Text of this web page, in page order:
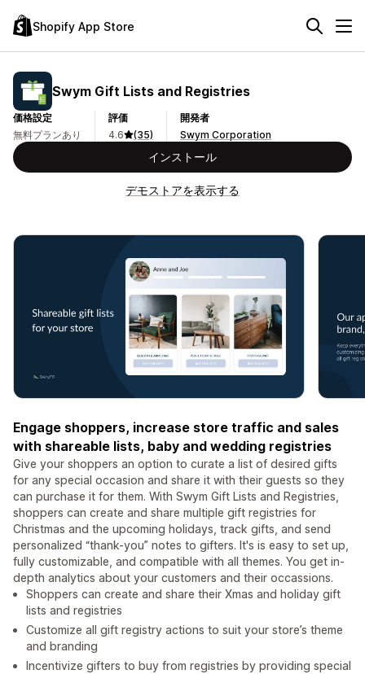
Shopify App Store
Swym Gift Lists and Registries
価格設定
無料プランあり
評価
4.6
(35)
開発者
Swym Corporation
インストール
デモストアを表示する
Engage shoppers, increase store traffic and sales
with shareable lists, baby and wedding registries
Give your shoppers an option to curate a list of desired gifts
for any special occasion and share it with their guests so they
can purchase it for them. With Swym Gift Lists and Registries,
shoppers can create and share multiple gift registries for
Christmas and the upcoming holidays, track gifts, and send
personalized “thank-you” notes to gifters. It's is easy to set up,
fully customizable, and compatible with all themes. You get in-
depth analytics about your customers and their occassions.
Shoppers can create and share their Xmas and holiday gift
lists and registries
Customize all gift registry actions to suit your store’s theme
and branding
Incentivize gifters to buy from registries by providing special